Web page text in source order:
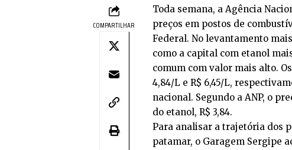
COMPARTILHAR
Toda semana, a Agência
preços em postos de
Federal. No levantamento
como a capital com etanol
comum com valor mais alto.
4,84/L e R$ 6,45/L,
nacional. Segundo a ANP, o
do etanol, R$ 3,84.
Para analisar a trajetória dos
patamar, o Garagem Sergipe